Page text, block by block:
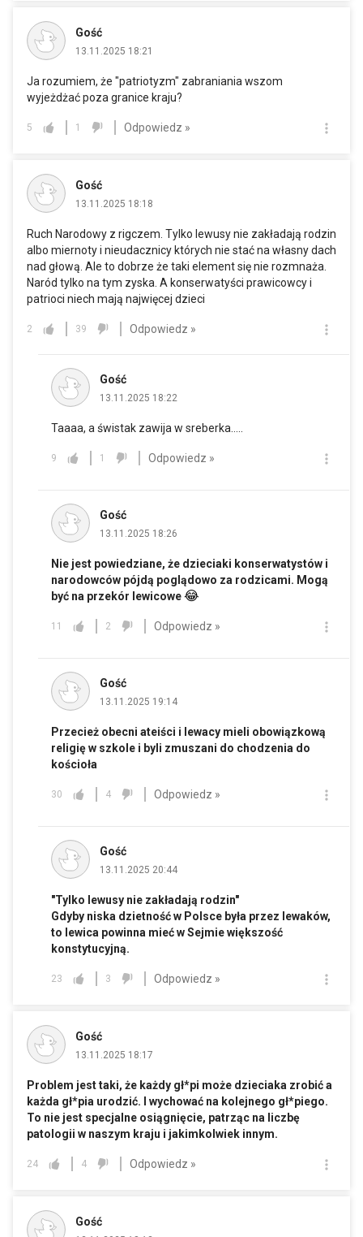
Gość
13.11.2025 18:21
Ja rozumiem, że "patriotyzm" zabraniania wszom
wyjeżdżać poza granice kraju?
5 1 Odpowiedz »
Gość
13.11.2025 18:18
Ruch Narodowy z rigczem. Tylko lewusy nie zakładają rodzin
albo miernoty i nieudacznicy których nie stać na własny dach
nad głową. Ale to dobrze że taki element się nie rozmnaża.
Naród tylko na tym zyska. A konserwatyści prawicowcy i
patrioci niech mają najwięcej dzieci
2 39 Odpowiedz »
Gość
13.11.2025 18:22
Taaaa, a świstak zawija w sreberka.....
9 1 Odpowiedz »
Gość
13.11.2025 18:26
Nie jest powiedziane, że dzieciaki konserwatystów i
narodowców pójdą poglądowo za rodzicami. Mogą
być na przekór lewicowe😂
11 2 Odpowiedz »
Gość
13.11.2025 19:14
Przecież obecni ateiści i lewacy mieli obowiązkową
religię w szkole i byli zmuszani do chodzenia do
kościoła
30 4 Odpowiedz »
Gość
13.11.2025 20:44
"Tylko lewusy nie zakładają rodzin"
Gdyby niska dzietność w Polsce była przez lewaków,
to lewica powinna mieć w Sejmie większość
konstytucyjną.
23 3 Odpowiedz »
Gość
13.11.2025 18:17
Problem jest taki, że każdy gł*pi może dzieciaka zrobić a
każda gł*pia urodzić. I wychować na kolejnego gł*piego.
To nie jest specjalne osiągnięcie, patrząc na liczbę
patologii w naszym kraju i jakimkolwiek innym.
24 4 Odpowiedz »
Gość